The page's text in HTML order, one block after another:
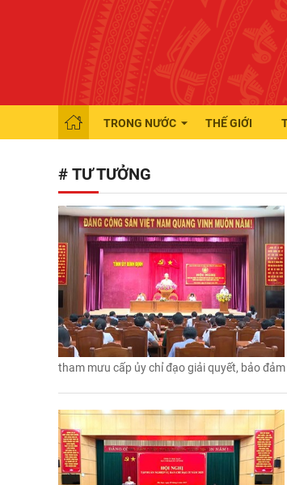
TRONG NƯỚC THẾ GIỚI
# TƯ TƯỞNG
tham mưu cấp ủy chỉ đạo giải quyết, bảo